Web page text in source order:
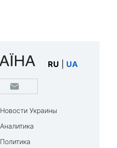
RU UA
Новости Украины
Аналитика
Политика